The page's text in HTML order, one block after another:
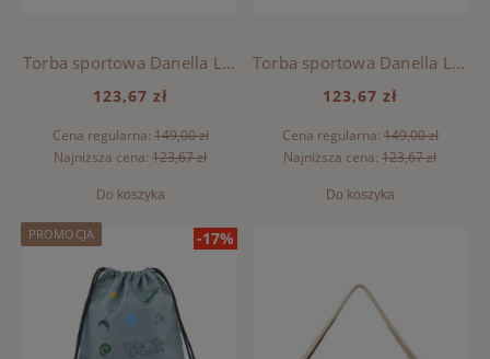
Torba sportowa Danella Liewood - CHERRY HEART / ROSEY
123,67 zł
Cena regularna:149,00 zł
Najniższa cena: 123,67 zł
Do koszyka
Torba sportowa Danella Liewood - MOOD / PALE TUSCANY
123,67 zł
Cena regularna:149,00 zł
Najniższa cena: 123,67 zł
Do koszyka
-17%
PROMOCJA